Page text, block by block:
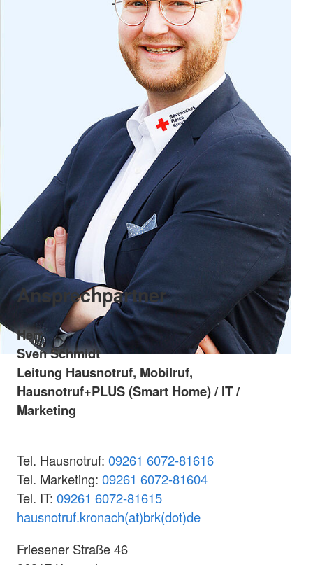
Ansprechpartner
Herr
Sven Schmidt
Leitung Hausnotruf, Mobilruf,
Hausnotruf+PLUS (Smart Home) / IT /
Marketing
Tel. Hausnotruf: 09261 6072-81616
Tel. Marketing: 09261 6072-81604
Tel. IT: 09261 6072-81615
hausnotruf.kronach(at)brk(dot)de
Friesener Straße 46